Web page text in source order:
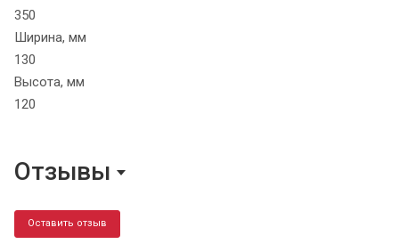
350
Ширина, мм
130
Высота, мм
120
Отзывы
Оставить отзыв